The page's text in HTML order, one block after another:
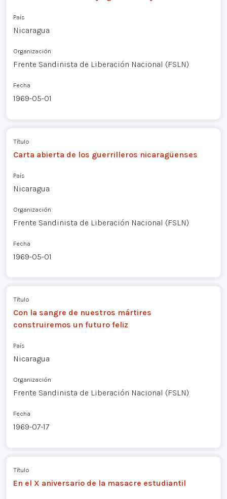
País
Nicaragua
Organización
Frente Sandinista de Liberación Nacional (FSLN)
Fecha
1969-05-01
Título
Carta abierta de los guerrilleros nicaragüenses
País
Nicaragua
Organización
Frente Sandinista de Liberación Nacional (FSLN)
Fecha
1969-05-01
Título
Con la sangre de nuestros mártires
construiremos un futuro feliz
País
Nicaragua
Organización
Frente Sandinista de Liberación Nacional (FSLN)
Fecha
1969-07-17
Título
En el X aniversario de la masacre estudiantil